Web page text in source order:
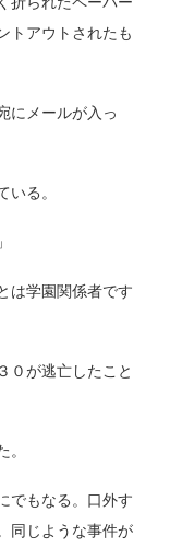
トアウトされたも
にメールが入っ
る。
は学園関係者です
が逃亡したこと
でもなる。口外す
同じような事件が